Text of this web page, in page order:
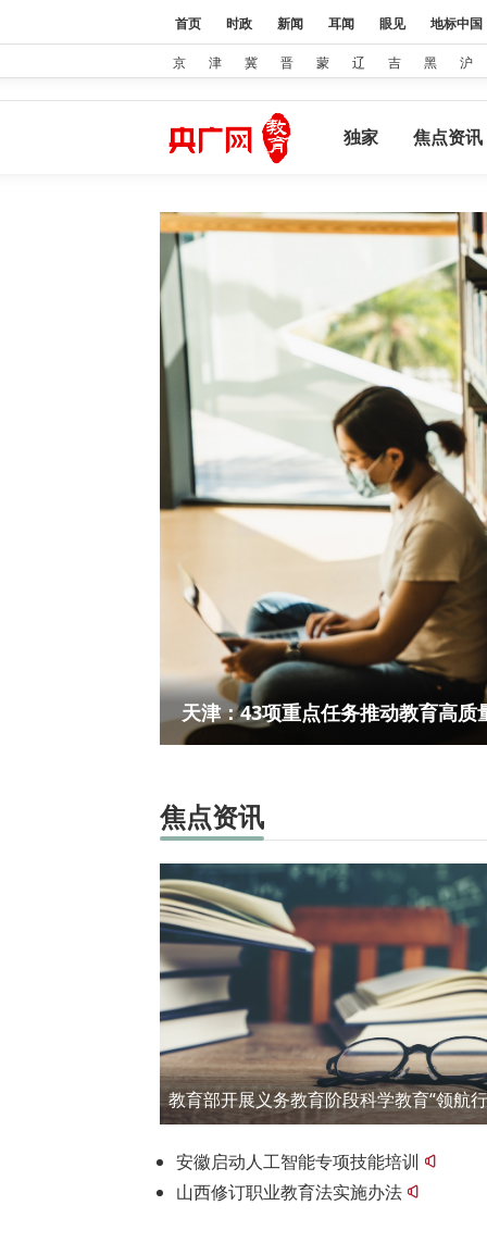
首页 时政 新闻 耳闻 眼见 地标中国
京 津 冀 晋 蒙 辽 吉 黑 沪
独家 焦点资讯
天津：43项重点任务推动教育高质
焦点资讯
教育部开展义务教育阶段科学教育“领航
安徽启动人工智能专项技能培训
山西修订职业教育法实施办法